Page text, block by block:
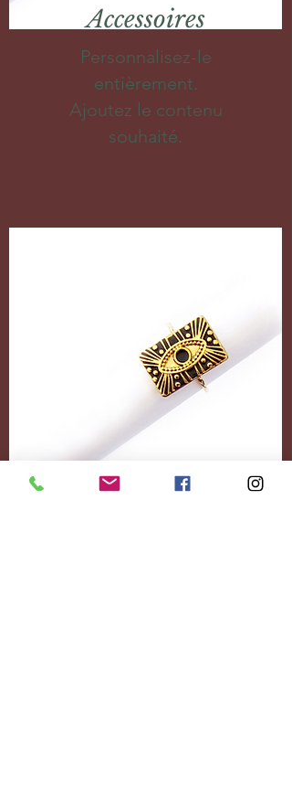
Accessoires
Personnalisez-le
entièrement.
Ajoutez le contenu
souhaité.